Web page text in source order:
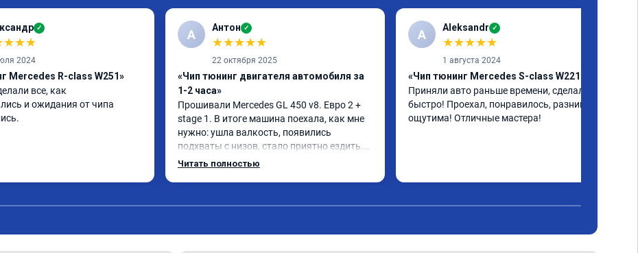
✓
★★★
2024
Mercedes R-class W251»
все, как
и ожидания от чипа
А Антон ✓
★★★★★
22 октября 2025
«Чип тюнинг двигателя автомобиля за
1-2 часа»
Прошивали Mercedes GL 450 v8. Евро 2 +
stage 1. В итоге машина поехала, как мне
нужно: ушла валкость, появились
подхваты с низов, стало приятно ездить.
Одни из лучших трат, в авто! 🔥
Читать полностью
A Aleksandr ✓
★★★★★
1 августа 2024
«Чип тюнинг Mercedes S-class W221»
Приняли авто раньше времени, сделали
быстро! Проехал, понравилось, разница
ощутима! Отличные мастера!